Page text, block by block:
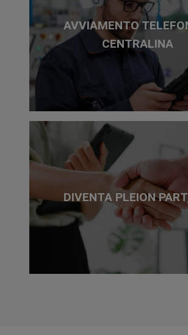
AVVIAMENTO
CENTRALINA
DIVENTA PLEION